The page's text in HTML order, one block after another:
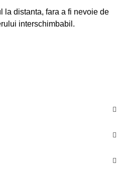
la distanta, fara a fi nevoie de
interschimbabil.